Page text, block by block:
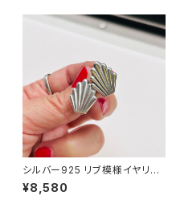
シルバー925 リブ模様イヤリン
グ
¥8,580